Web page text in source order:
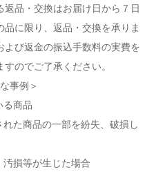
品・交換はお届け日から７日
に限り、返品・交換を承りま
び返金の振込手数料の実費を
のでご了承ください。
事例＞
る商品
た商品の一部を紛失、破損し
損等が生じた場合